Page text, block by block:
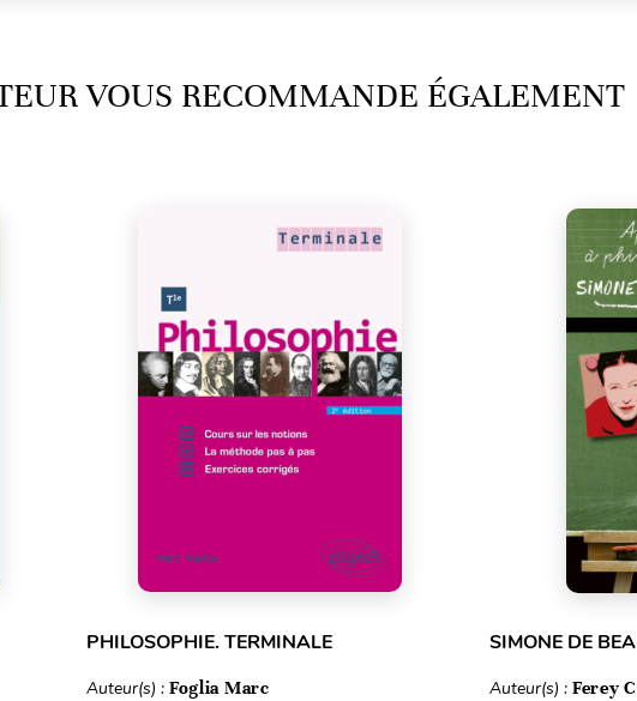
VOUS RECOMMANDE ÉGALEMENT
PHILOSOPHIE. TERMINALE
Auteur(s) : Foglia Marc
SIMONE DE
Auteur(s) : Ferey